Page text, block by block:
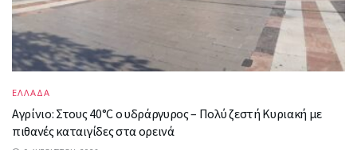
ΕΛΛΑΔΑ
Αγρίνιο: Στους 40°C ο υδράργυρος – Πολύ ζεστή Κυριακή με
πιθανές καταιγίδες στα ορεινά